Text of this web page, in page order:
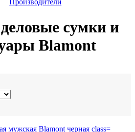
сумки и
Blamont